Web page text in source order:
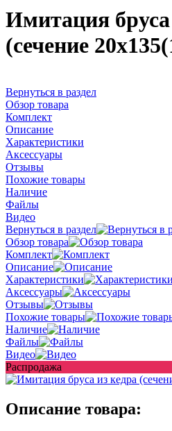
Имитация бруса
(сечение
Вернуться в раздел
Обзор товара
Комплект
Описание
Характеристики
Аксессуары
Отзывы
Похожие товары
Наличие
Файлы
Видео
Вернуться в раздел
Обзор товара
Комплект
Описание
Характеристики
Аксессуары
Отзывы
Похожие товары
Наличие
Файлы
Видео
Распродажа
Описание товара: